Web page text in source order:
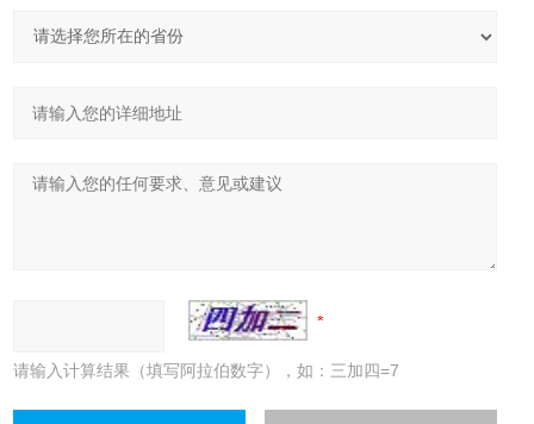
请输入计算结果（填写阿拉伯数字），如：三加四=7